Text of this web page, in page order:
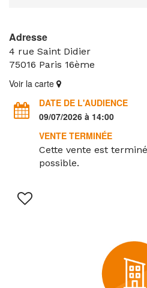
Adresse
4 rue Saint Didier
75016 Paris 16ème
Voir la carte
DATE DE L'AUDIENCE
09/07/2026 à 14:00
VENTE TERMINÉE
Cette vente est
possible.